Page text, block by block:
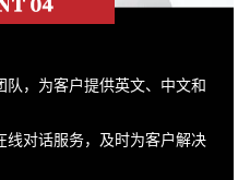
，为客户提供英文、中文和
对话服务，及时为客户解决